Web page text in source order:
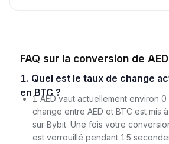
FAQ sur la conversion de
1. Quel est le taux de change actuel de AED
en BTC ?
1 AED vaut actuellement environ 0
change entre AED et BTC est mis
sur Bybit. Une fois votre
est verrouillé pendant 15